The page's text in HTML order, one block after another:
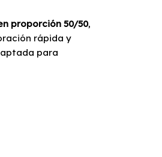
proporción 50/50,
rápida y
para